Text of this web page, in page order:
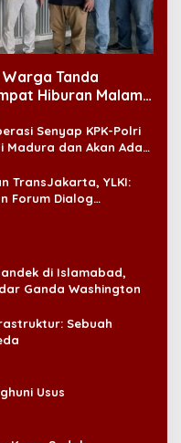
Tanda
Hiburan Malam
Senyap KPK-Polri
Madura dan Akan Ada
TransJakarta, YLKI:
Forum Dialog
di Islamabad,
Ganda Washington
Sebuah
Usus